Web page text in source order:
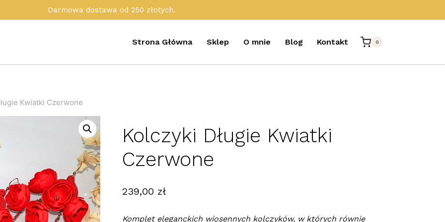
Darmowa dostawa od 250 złotych.
Strona Główna Sklep O mnie Blog Kontakt 0
Kwiatki Czerwone
Kolczyki Długie Kwiatki
Czerwone
239,00 zł
Komplet eleganckich wiosennych kolczyków, w których równie